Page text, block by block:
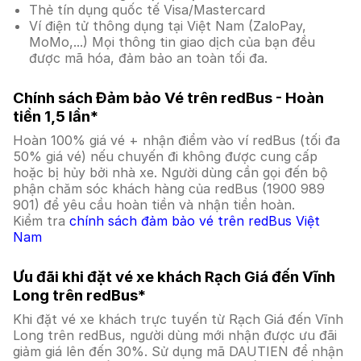
Thẻ tín dụng quốc tế Visa/Mastercard
Ví điện tử thông dụng tại Việt Nam (ZaloPay,
MoMo,...) Mọi thông tin giao dịch của bạn đều
được mã hóa, đảm bảo an toàn tối đa.
Chính sách Đảm bảo Vé trên redBus - Hoàn
tiền 1,5 lần*
Hoàn 100% giá vé + nhận điểm vào ví redBus (tối đa
50% giá vé) nếu chuyến đi không được cung cấp
hoặc bị hủy bởi nhà xe. Người dùng cần gọi đến bộ
phận chăm sóc khách hàng của redBus (1900 989
901) để yêu cầu hoàn tiền và nhận tiền hoàn.
Kiểm tra chính sách đảm bảo vé trên redBus Việt
Nam
Ưu đãi khi đặt vé xe khách Rạch Giá đến Vĩnh
Long trên redBus*
Khi đặt vé xe khách trực tuyến từ Rạch Giá đến Vĩnh
Long trên redBus, người dùng mới nhận được ưu đãi
giảm giá lên đến 30%. Sử dụng mã DAUTIEN để nhận